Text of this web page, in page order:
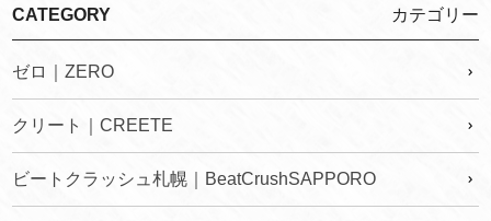
CATEGORY カテゴリー
ゼロ｜ZERO
クリート｜CREETE
ビートクラッシュ札幌｜BeatCrushSAPPORO